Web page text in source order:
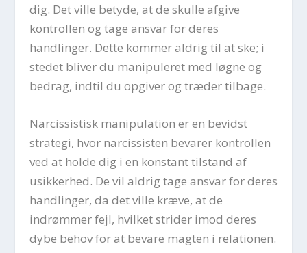
dig. Det ville betyde, at de skulle afgive
kontrollen og tage ansvar for deres
handlinger. Dette kommer aldrig til at ske; i
stedet bliver du manipuleret med løgne og
bedrag, indtil du opgiver og træder tilbage.
Narcissistisk manipulation er en bevidst
strategi, hvor narcissisten bevarer kontrollen
ved at holde dig i en konstant tilstand af
usikkerhed. De vil aldrig tage ansvar for deres
handlinger, da det ville kræve, at de
indrømmer fejl, hvilket strider imod deres
dybe behov for at bevare magten i relationen.